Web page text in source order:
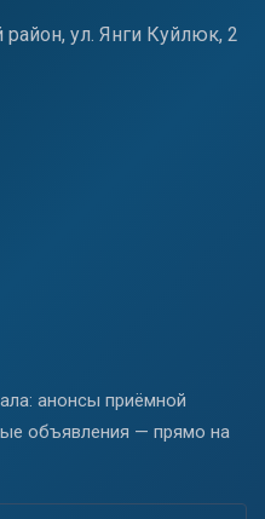
ул. Янги Куйлюк, 2
анонсы приёмной
объявления — прямо на